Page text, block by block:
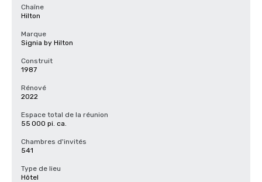
Chaîne
Hilton
Marque
Signia by Hilton
Construit
1987
Rénové
2022
Espace total de la réunion
55 000 pi. ca.
Chambres d'invités
541
Type de lieu
Hôtel